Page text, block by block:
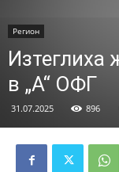
Регион
Изтеглиха
в „А“ ОФГ
31.07.2025 896